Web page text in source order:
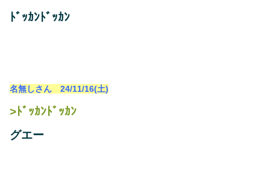
ﾄﾞｯｶﾝﾄﾞｯｶﾝ
名無しさん 24/11/16(土)
>ﾄﾞｯｶﾝﾄﾞｯｶﾝ
グエー